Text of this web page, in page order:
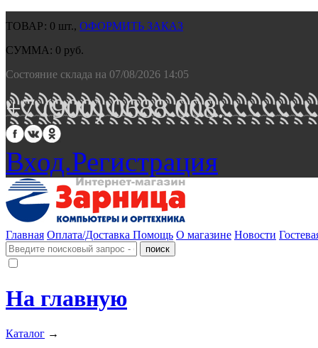
ТОВАР: 0 шт., ОФОРМИТЬ ЗАКАЗ
СУММА: 0 руб.
Состояние склада на 07/08/2026 14:05
+7 (900) 0688 008.
Вход.Регистрация
Главная Оплата/Доставка Помощь О магазине Новости
На главную
Каталог →